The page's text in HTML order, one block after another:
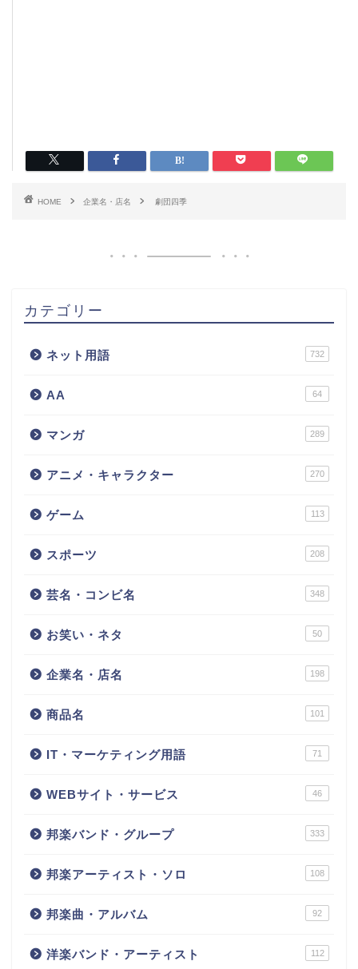
HOME 企業名・店名 劇団四季
カテゴリー
ネット用語 732
AA 64
マンガ 289
アニメ・キャラクター 270
ゲーム 113
スポーツ 208
芸名・コンビ名 348
お笑い・ネタ 50
企業名・店名 198
商品名 101
IT・マーケティング用語 71
WEBサイト・サービス 46
邦楽バンド・グループ 333
邦楽アーティスト・ソロ 108
邦楽曲・アルバム 92
洋楽バンド・アーティスト 112